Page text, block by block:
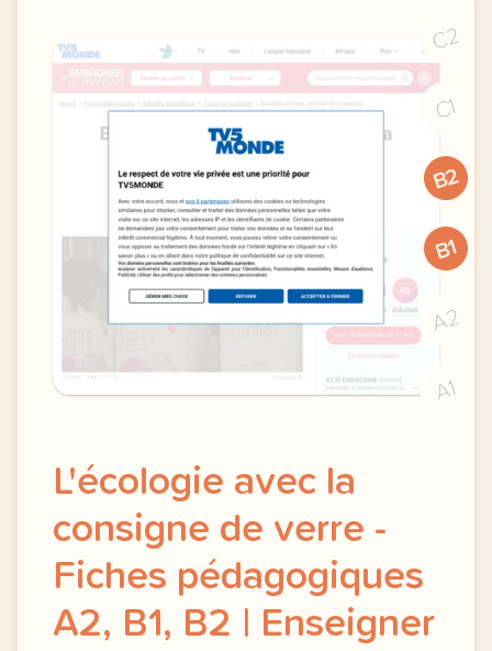
C2
C1
B2
B1
A2
A1
L'écologie avec la
consigne de verre -
Fiches pédagogiques
A2, B1, B2 | Enseigner